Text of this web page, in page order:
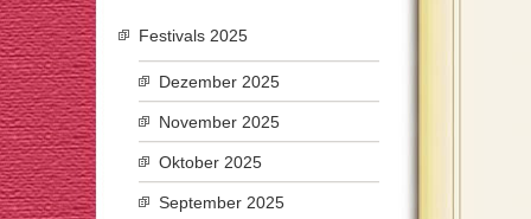
Festivals 2025
Dezember 2025
November 2025
Oktober 2025
September 2025